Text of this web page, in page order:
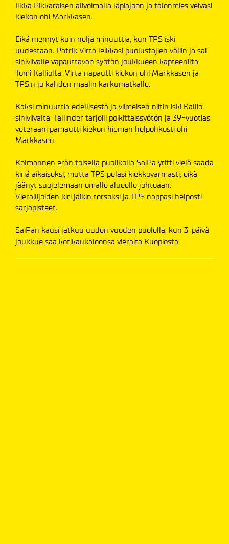
Ilkka Pikkaraisen alivoimalla läpiajoon ja talonmies veivasi
kiekon ohi Markkasen.
Eikä mennyt kuin neljä minuuttia, kun TPS iski
uudestaan. Patrik Virta leikkasi puolustajien väliin ja sai
siniviivalle vapauttavan syötön joukkueen kapteenilta
Tomi Kalliolta. Virta napautti kiekon ohi Markkasen ja
TPS:n jo kahden maalin karkumatkalle.
Kaksi minuuttia edellisestä ja viimeisen niitin iski Kallio
siniviivalta. Tallinder tarjoili poikittaissyötön ja 39-vuotias
veteraani pamautti kiekon hieman helpohkosti ohi
Markkasen.
Kolmannen erän toisella puolikolla SaiPa yritti vielä saada
kiriä aikaiseksi, mutta TPS pelasi kiekkovarmasti, eikä
jäänyt suojelemaan omalle alueelle johtoaan.
Vierailijoiden kiri jäikin torsoksi ja TPS nappasi helposti
sarjapisteet.
SaiPan kausi jatkuu uuden vuoden puolella, kun 3. päivä
joukkue saa kotikaukaloonsa vieraita Kuopiosta.